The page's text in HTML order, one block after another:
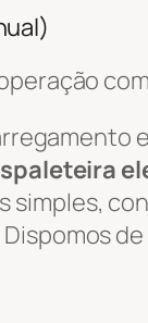
simples,
Dispomos